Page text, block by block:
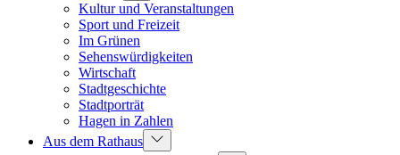
Kultur und Veranstaltungen
Sport und Freizeit
Im Grünen
Sehenswürdigkeiten
Wirtschaft
Stadtgeschichte
Stadtporträt
Hagen in Zahlen
Aus dem Rathaus